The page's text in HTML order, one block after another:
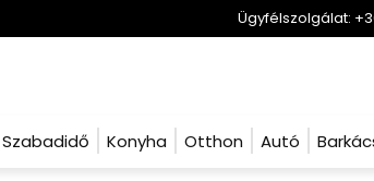
Ügyfélszolgálat:
Szabadidő Konyha Otthon Autó